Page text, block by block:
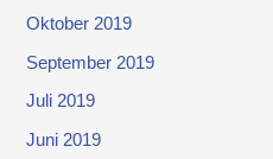
Oktober 2019
September 2019
Juli 2019
Juni 2019